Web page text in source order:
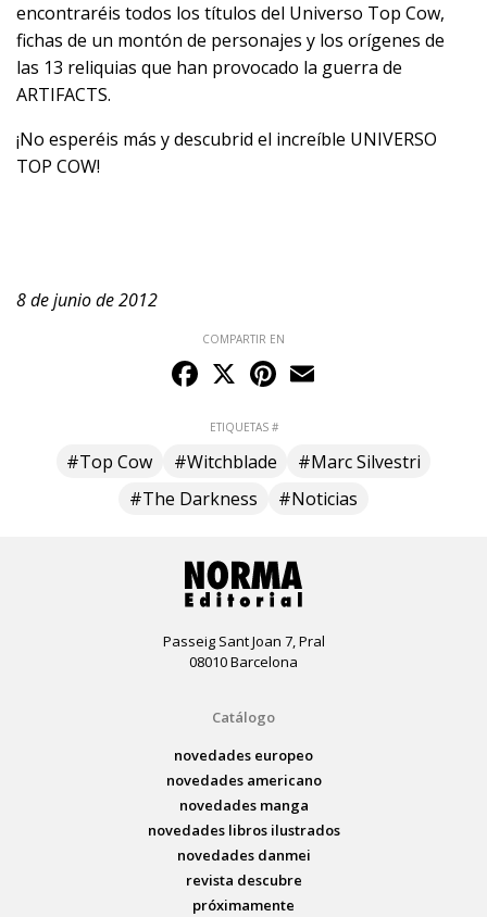
encontraréis todos los títulos del Universo Top Cow,
fichas de un montón de personajes y los orígenes de
las 13 reliquias que han provocado la guerra de
ARTIFACTS.
¡No esperéis más y descubrid el increíble UNIVERSO
TOP COW!
8 de junio de 2012
COMPARTIR EN
Facebook
X Pinterest
ETIQUETAS #
#Top Cow #Witchblade
#Marc Silvestri
#The Darkness
#Noticias
Passeig Sant Joan 7, Pral
08010 Barcelona
Catálogo
novedades europeo
novedades americano
novedades manga
novedades libros ilustrados
novedades danmei
revista descubre
próximamente